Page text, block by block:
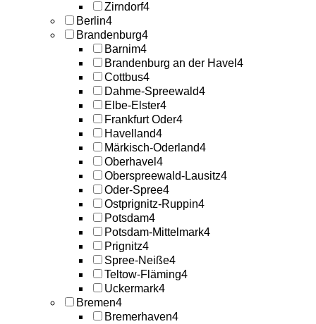
Zirndorf4
Berlin4
Brandenburg4
Barnim4
Brandenburg an der Havel 4
Cottbus4
Dahme-Spreewald4
Elbe-Elster4
Frankfurt Oder4
Havelland4
Märkisch-Oderland4
Oberhavel 4
Oberspreewald-Lausitz4
Oder-Spree4
Ostprignitz-Ruppin4
Potsdam4
Potsdam-Mittelmark4
Prignitz4
Spree-Neiße4
Teltow-Fläming4
Uckermark4
Bremen4
Bremerhaven4